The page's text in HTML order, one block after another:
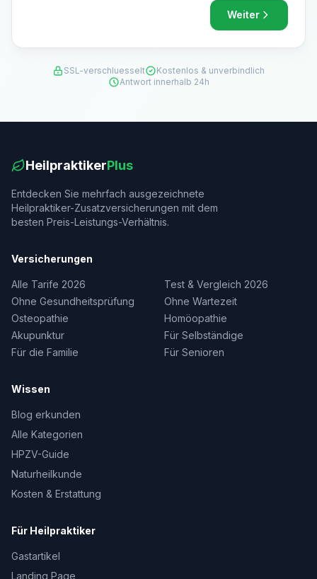
Weiter
SSL-verschluesselt
Kostenlos & unverbindlich
Antwort innerhalb 24h
HeilpraktikerPlus
Entdecken Sie mehrfach ausgezeichnete
Heilpraktiker-Zusatzversicherungen mit dem
besten Preis-Leistungs-Verhältnis.
Versicherungen
Alle Tarife 2026
Test & Vergleich 2026
Ohne Gesundheitsprüfung
Ohne Wartezeit
Osteopathie
Homöopathie
Akupunktur
Für Selbständige
Für die Familie
Für Senioren
Wissen
Blog erkunden
Alle Kategorien
HPZV-Guide
Naturheilkunde
Kosten & Erstattung
Für Heilpraktiker
Gastartikel
Landing Page